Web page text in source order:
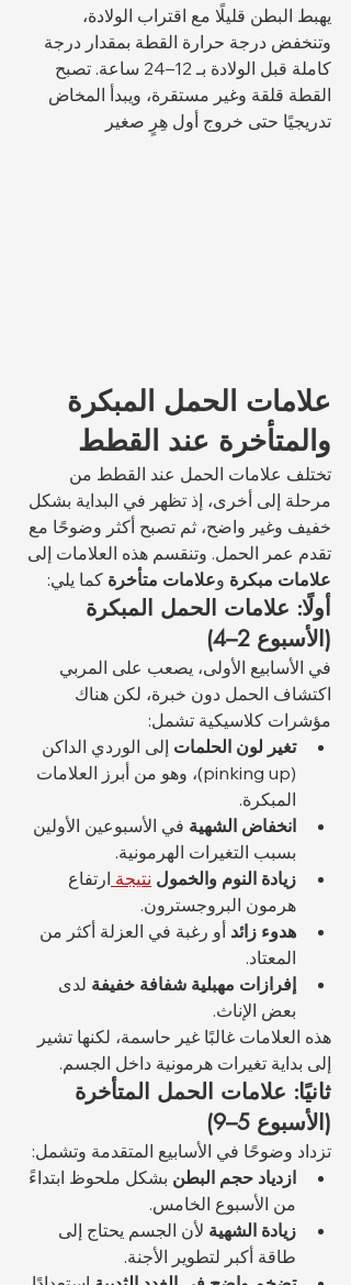
يهبط البطن قليلًا مع اقتراب الولادة،
وتنخفض درجة حرارة القطة بمقدار درجة
كاملة قبل الولادة بـ 12–24 ساعة. تصبح
القطة قلقة وغير مستقرة، ويبدأ المخاض
تدريجيًا حتى خروج أول هِرٍ صغير
علامات الحمل المبكرة
والمتأخرة عند القطط
تختلف علامات الحمل عند القطط من
مرحلة إلى أخرى، إذ تظهر في البداية بشكل
خفيف وغير واضح، ثم تصبح أكثر وضوحًا مع
تقدم عمر الحمل. وتنقسم هذه العلامات إلى
علامات مبكرة وعلامات متأخرة كما يلي:
أولًا: علامات الحمل المبكرة
(الأسبوع 2–4)
في الأسابيع الأولى، يصعب على المربي
اكتشاف الحمل دون خبرة، لكن هناك
مؤشرات كلاسيكية تشمل:
تغير لون الحلمات إلى الوردي الداكن
(pinking up)، وهو من أبرز العلامات
المبكرة.
انخفاض الشهية في الأسبوعين الأولين
بسبب التغيرات الهرمونية.
زيادة النوم والخمول نتيجة ارتفاع
هرمون البروجسترون.
هدوء زائد أو رغبة في العزلة أكثر من
المعتاد.
إفرازات مهبلية شفافة خفيفة لدى
بعض الإناث.
هذه العلامات غالبًا غير حاسمة، لكنها تشير
إلى بداية تغيرات هرمونية داخل الجسم.
ثانيًا: علامات الحمل المتأخرة
(الأسبوع 5–9)
تزداد وضوحًا في الأسابيع المتقدمة وتشمل:
ازدياد حجم البطن بشكل ملحوظ ابتداءً
من الأسبوع الخامس.
زيادة الشهية لأن الجسم يحتاج إلى
طاقة أكبر لتطوير الأجنة.